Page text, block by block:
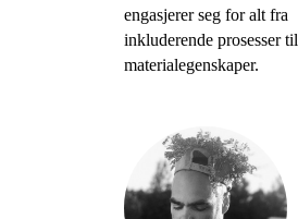
engasjerer seg for alt fra
inkluderende prosesser til
materialegenskaper.